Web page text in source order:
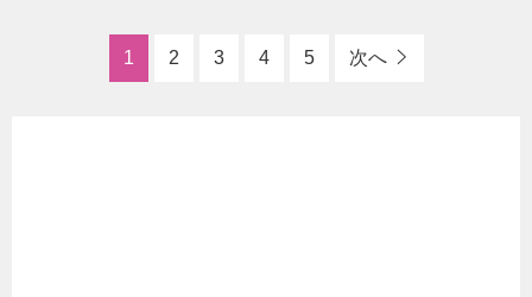
1 2 3 4 5 次へ